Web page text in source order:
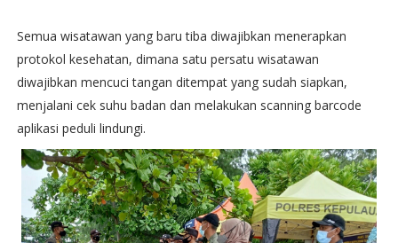
Semua wisatawan yang baru tiba diwajibkan menerapkan
protokol kesehatan, dimana satu persatu wisatawan
diwajibkan mencuci tangan ditempat yang sudah siapkan,
menjalani cek suhu badan dan melakukan scanning barcode
aplikasi peduli lindungi.